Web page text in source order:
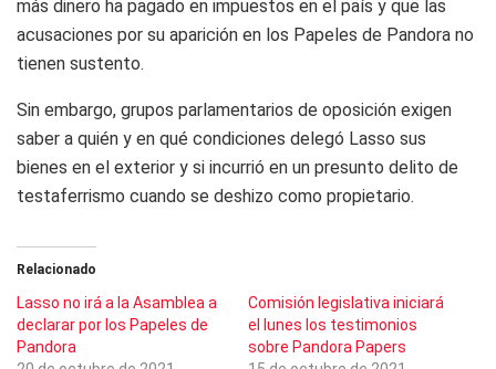
más dinero ha pagado en impuestos en el país y que las
acusaciones por su aparición en los Papeles de Pandora no
tienen sustento.
Sin embargo, grupos parlamentarios de oposición exigen
saber a quién y en qué condiciones delegó Lasso sus
bienes en el exterior y si incurrió en un presunto delito de
testaferrismo cuando se deshizo como propietario.
Relacionado
Lasso no irá a la Asamblea a
declarar por los Papeles de
Pandora
Comisión legislativa iniciará
el lunes los testimonios
sobre Pandora Papers